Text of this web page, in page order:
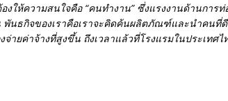
ให้ความสนใจคือ “คนทำงาน” ซึ่งแรงงานด้านการท่
นธกิจของเราคือเราจะคิดค้นผลิตภัณฑ์และนำคนที่ดี
ายค่าจ้างที่สูงขึ้น ถึงเวลาแล้วที่โรงแรมในประเทศไ